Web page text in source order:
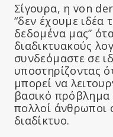
Σίγουρα, η von der
“δεν έχουμε ιδέα
δεδομένα μας”
διαδικτυακούς
συνδεόμαστε σε
υποστηρίζοντας
μπορεί να
βασικό πρόβλημα
πολλοί άνθρωποι
διαδίκτυο.